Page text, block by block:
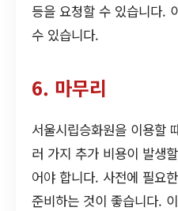
등을 요청할 수 있습니다.
수 있습니다.
6. 마무리
서울시립승화원을 이용할
러 가지 추가 비용이 발생
어야 합니다. 사전에 필요
준비하는 것이 좋습니다.